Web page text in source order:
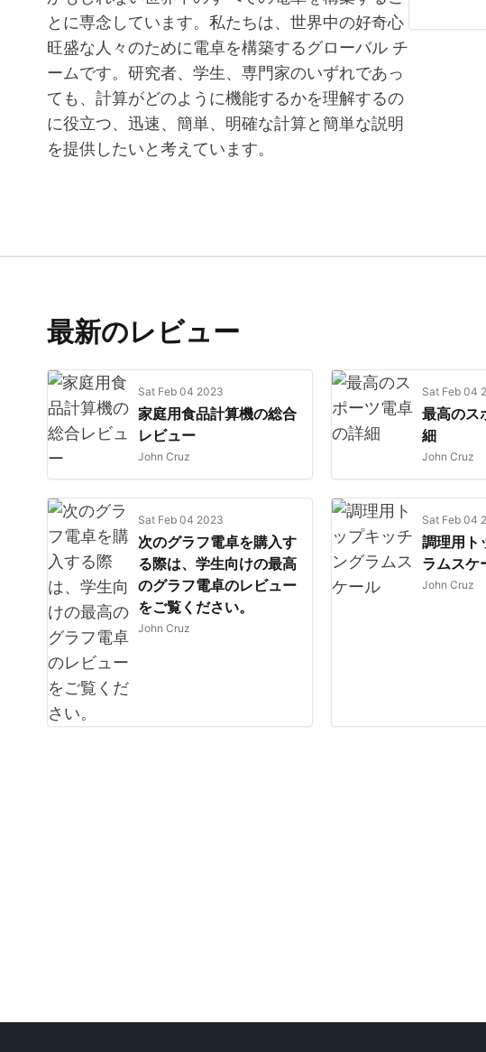
とに専念しています。私たちは、世界中の好奇心
旺盛な人々のために電卓を構築するグローバル チ
ームです。研究者、学生、専門家のいずれであっ
ても、計算がどのように機能するかを理解するの
に役立つ、迅速、簡単、明確な計算と簡単な説明
を提供したいと考えています。
最新のレビュー
Sat Feb 04 2023
家庭用食品計算機の総合
レビュー
John Cruz
Sat Feb 04
最高のス
細
John Cruz
Sat Feb 04 2023
次のグラフ電卓を購入す
る際は、学生向けの最高
のグラフ電卓のレビュー
をご覧ください。
John Cruz
Sat Feb 04
調理用ト
ラムスケ
John Cruz